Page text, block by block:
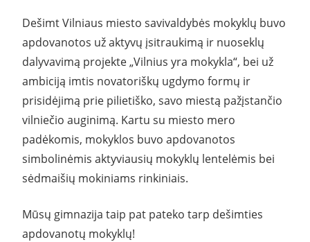
Dešimt Vilniaus miesto savivaldybės mokyklų buvo
apdovanotos už aktyvų įsitraukimą ir nuoseklų
dalyvavimą projekte „Vilnius yra mokykla“, bei už
ambiciją imtis novatoriškų ugdymo formų ir
prisidėjimą prie pilietiško, savo miestą pažįstančio
vilniečio auginimą. Kartu su miesto mero
padėkomis, mokyklos buvo apdovanotos
simbolinėmis aktyviausių mokyklų lentelėmis bei
sėdmaišių mokiniams rinkiniais.
Mūsų gimnazija taip pat pateko tarp dešimties
apdovanotų mokyklų!